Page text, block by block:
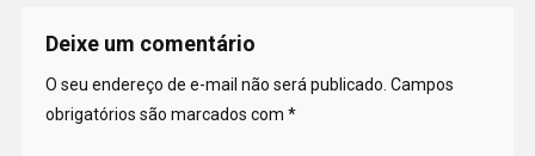
Deixe um comentário
O seu endereço de e-mail não será publicado. Campos
obrigatórios são marcados com *